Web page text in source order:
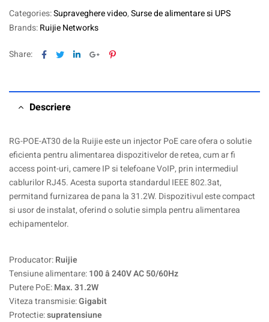
Categories:Supraveghere video,Surse de alimentare si UPS
Brands:Ruijie Networks
Share: Facebook
TwitterLinkedinGoogle+Pinterest
Descriere
RG-POE-AT30 de la Ruijie este un injector PoE care ofera o solutie
eficienta pentru alimentarea dispozitivelor de retea, cum ar fi
access point-uri, camere IP si telefoane VoIP, prin intermediul
cablurilor RJ45. Acesta suporta standardul IEEE 802.3at,
permitand furnizarea de pana la 31.2W. Dispozitivul este compact
si usor de instalat, oferind o solutie simpla pentru alimentarea
echipamentelor.
Producator:Ruijie
Tensiune alimentare:100 â 240V AC 50/60Hz
Putere PoE:Max. 31.2W
Viteza transmisie:Gigabit
Protectie:supratensiune